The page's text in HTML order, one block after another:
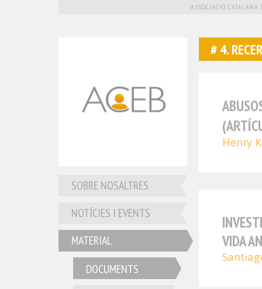
ASSOCIACIÓ
SOBRE NOSALTRES
NOTÍCIES I EVENTS
MATERIAL
DOCUMENTS
4.
Henry
VIDA